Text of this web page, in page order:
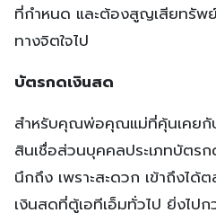
ที่กำหนด และต้องสูญเสียทรั
ทางจิตใจไป
บัตรกดเงินสด
สำหรับคุณพ่อคุณแม่ที่คุ้นเคยกั
สินเชื่อส่วนบุคคลประเภทบัตร
นึกถึง เพราะสะดวก เข้าถึงไ
เงินสดที่ตู้เอทีเอ็มทั่วไป ยิ่งไป